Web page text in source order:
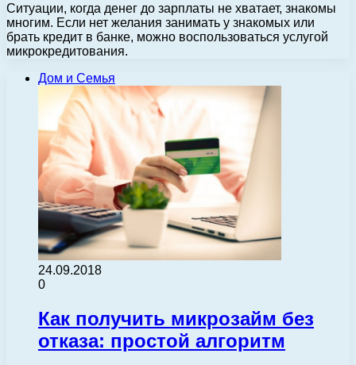
Ситуации, когда денег до зарплаты не хватает, знакомы
многим. Если нет желания занимать у знакомых или
брать кредит в банке, можно воспользоваться услугой
микрокредитования.
Дом и Семья
24.09.2018
0
Как получить микрозайм без
отказа: простой алгоритм